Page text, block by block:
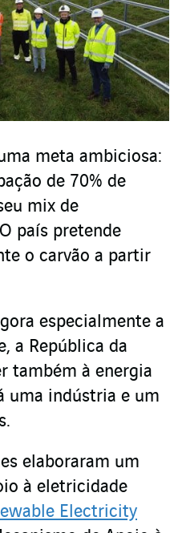
meta ambiciosa:
de 70% de
mix de
país pretende
o carvão a partir
especialmente a
a República da
também à energia
uma indústria e um
elaboraram um
à eletricidade
Electricity